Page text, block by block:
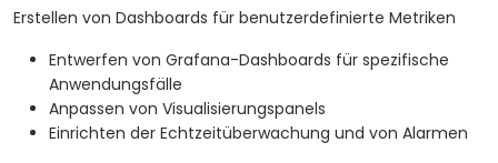
Erstellen von Dashboards für benutzerdefinierte Metriken
Entwerfen von Grafana-Dashboards für spezifische
Anwendungsfälle
Anpassen von Visualisierungspanels
Einrichten der Echtzeitüberwachung und von Alarmen